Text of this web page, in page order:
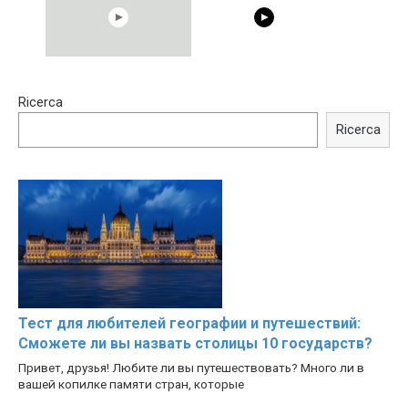
Trying BOLLYWOOD
Shocking illusion - Pretty
Ricerca
Ricerca
Тест для любителей географии и путешествий:
Сможете ли вы назвать столицы 10 государств?
Привет, друзья! Любите ли вы путешествовать? Много ли в
вашей копилке памяти стран, которые